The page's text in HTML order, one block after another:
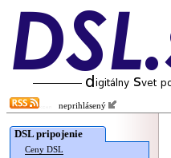
neprihlásený
DSL pripojenie
Ceny DSL